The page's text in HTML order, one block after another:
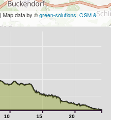
| Map data by ©green-solutions, OSM &
10 15 20